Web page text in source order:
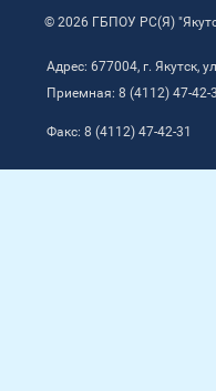
© 2026 ГБПОУ РС(Я)
Адрес: 677004, г. Якутск,
Приемная: 8 (4112) 47-42-
Факс: 8 (4112) 47-42-31